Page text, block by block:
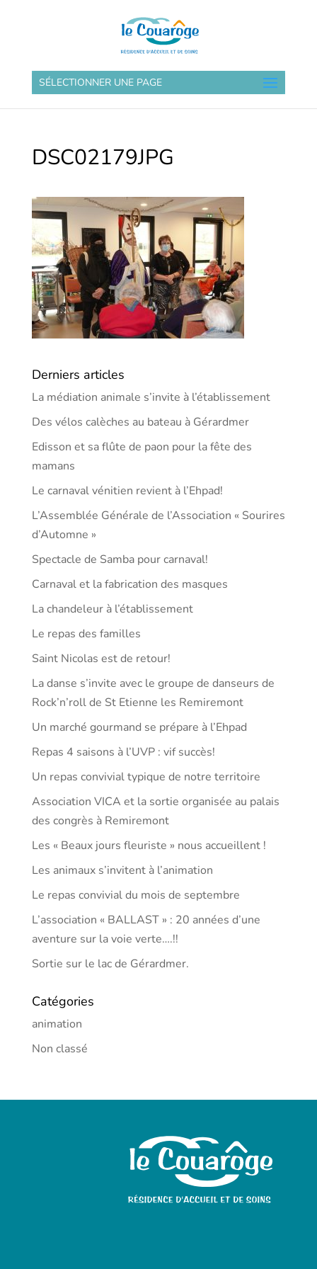
SÉLECTIONNER UNE PAGE
DSC02179JPG
Derniers articles
La médiation animale s’invite à l’établissement
Des vélos calèches au bateau à Gérardmer
Edisson et sa flûte de paon pour la fête des
mamans
Le carnaval vénitien revient à l’Ehpad!
L’Assemblée Générale de l’Association « Sourires
d’Automne »
Spectacle de Samba pour carnaval!
Carnaval et la fabrication des masques
La chandeleur à l’établissement
Le repas des familles
Saint Nicolas est de retour!
La danse s’invite avec le groupe de danseurs de
Rock’n’roll de St Etienne les Remiremont
Un marché gourmand se prépare à l’Ehpad
Repas 4 saisons à l’UVP : vif succès!
Un repas convivial typique de notre territoire
Association VICA et la sortie organisée au palais
des congrès à Remiremont
Les « Beaux jours fleuriste » nous accueillent !
Les animaux s’invitent à l’animation
Le repas convivial du mois de septembre
L’association « BALLAST » : 20 années d’une
aventure sur la voie verte….!!
Sortie sur le lac de Gérardmer.
Catégories
animation
Non classé